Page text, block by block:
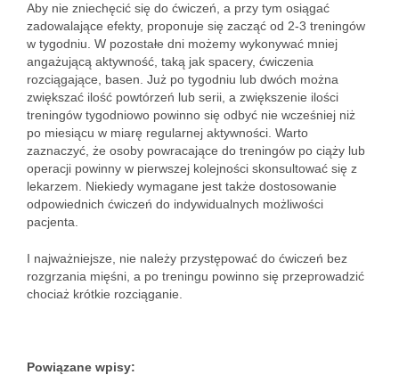
Aby nie zniechęcić się do ćwiczeń, a przy tym osiągać
zadowalające efekty, proponuje się zacząć od 2-3 treningów
w tygodniu. W pozostałe dni możemy wykonywać mniej
angażującą aktywność, taką jak spacery, ćwiczenia
rozciągające, basen. Już po tygodniu lub dwóch można
zwiększać ilość powtórzeń lub serii, a zwiększenie ilości
treningów tygodniowo powinno się odbyć nie wcześniej niż
po miesiącu w miarę regularnej aktywności. Warto
zaznaczyć, że osoby powracające do treningów po ciąży lub
operacji powinny w pierwszej kolejności skonsultować się z
lekarzem. Niekiedy wymagane jest także dostosowanie
odpowiednich ćwiczeń do indywidualnych możliwości
pacjenta.
I najważniejsze, nie należy przystępować do ćwiczeń bez
rozgrzania mięśni, a po treningu powinno się przeprowadzić
chociaż krótkie rozciąganie.
Powiązane wpisy: